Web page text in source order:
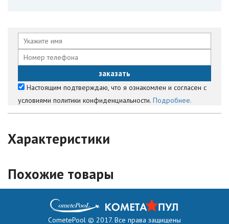
Настоящим подтверждаю, что я ознакомлен и согласен с
условиями политики конфиденциальности. Подробнее.
Характеристики
Похожие товары
CometePool © 2017. Все права защищены